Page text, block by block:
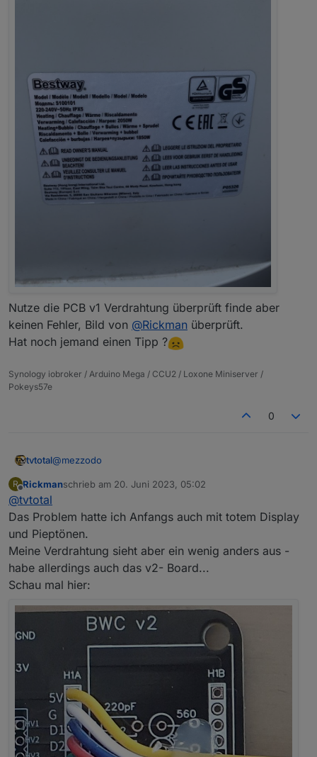
Nutze die PCB v1 Verdrahtung überprüft finde aber
keinen Fehler, Bild von @Rickman überprüft.
Hat noch jemand einen Tipp ?
Synology iobroker / Arduino Mega / CCU2 / Loxone Miniserver /
Pokeys57e
0
tvtotal@mezzodo
Hallo,
S100101 Display tot macht aber eigenartige Pieptöne.
Webinterface aufrufbar, jedoch keine Schaltfunktion
möglich.
R
Offline
Rickmanschrieb am 20. Juni 2023, 05:02
zuletzt editiert von
@tvtotal
Das Problem hatte ich Anfangs auch mit totem Display
und Pieptönen.
Meine Verdrahtung sieht aber ein wenig anders aus -
habe allerdings auch das v2- Board...
Schau mal hier: